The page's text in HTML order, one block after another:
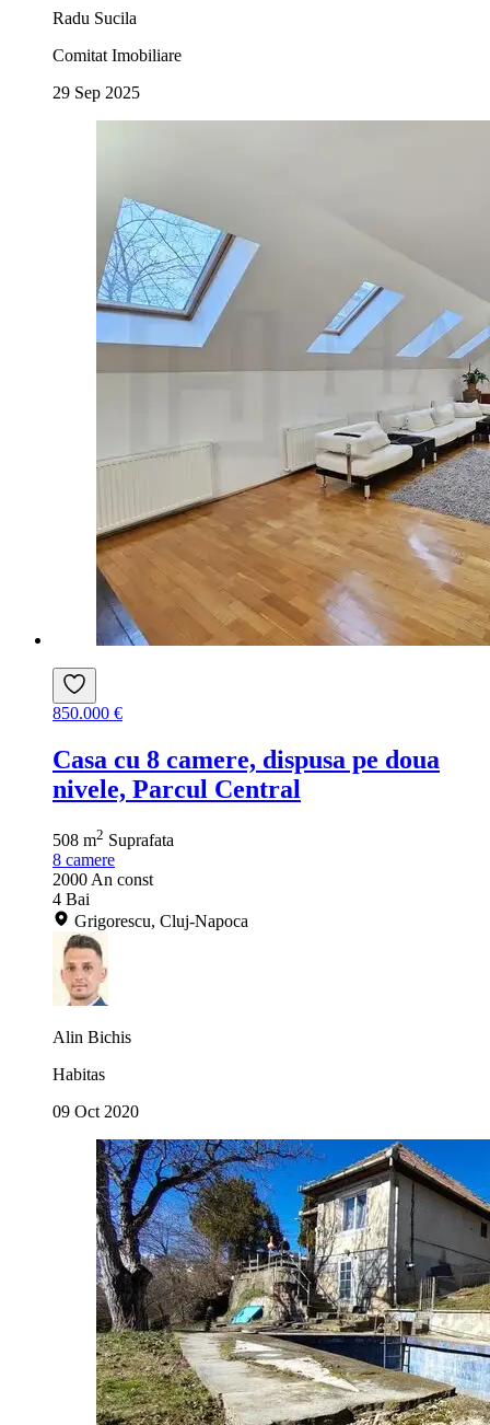
Radu Sucila
Comitat Imobiliare
29 Sep 2025
850.000 €
Casa cu 8 camere, dispusa pe doua
nivele, Parcul Central
508 m2 Suprafata
8 camere
2000An const
4 Bai
Grigorescu, Cluj-Napoca
Alin Bichis
Habitas
09 Oct 2020